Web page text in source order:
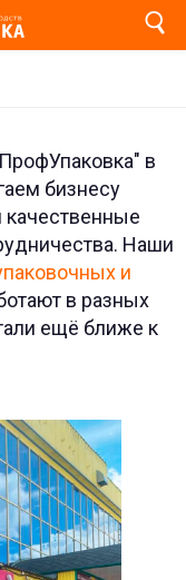
в
бизнесу
качественные
Наши
и
в разных
ещё ближе к